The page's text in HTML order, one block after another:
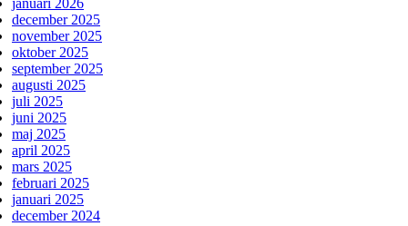
januari 2026
december 2025
november 2025
oktober 2025
september 2025
augusti 2025
juli 2025
juni 2025
maj 2025
april 2025
mars 2025
februari 2025
januari 2025
december 2024